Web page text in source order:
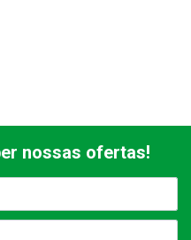
nossas ofertas!